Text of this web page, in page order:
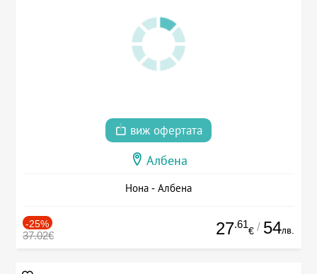
виж офертата
Албена
Нона - Албена
-25%
37.02€ 27.61
€ / 54лв.